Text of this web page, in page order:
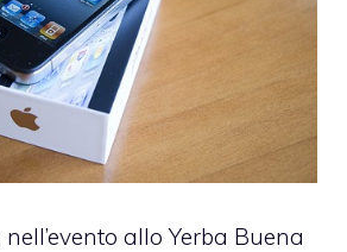
allo Yerba Buena